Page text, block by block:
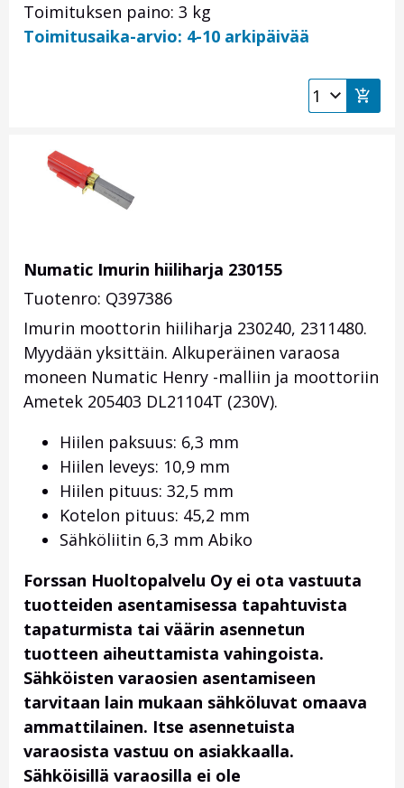
Toimituksen paino: 3 kg
Toimitusaika-arvio: 4-10 arkipäivää
Numatic Imurin hiiliharja 230155
Tuotenro: Q397386
Imurin moottorin hiiliharja 230240, 2311480.
Myydään yksittäin. Alkuperäinen varaosa
moneen Numatic Henry -malliin ja moottoriin
Ametek 205403 DL21104T (230V).
Hiilen paksuus: 6,3 mm
Hiilen leveys: 10,9 mm
Hiilen pituus: 32,5 mm
Kotelon pituus: 45,2 mm
Sähköliitin 6,3 mm Abiko
Forssan Huoltopalvelu Oy ei ota vastuuta
tuotteiden asentamisessa tapahtuvista
tapaturmista tai väärin asennetun
tuotteen aiheuttamista vahingoista.
Sähköisten varaosien asentamiseen
tarvitaan lain mukaan sähköluvat omaava
ammattilainen. Itse asennetuista
varaosista vastuu on asiakkaalla.
Sähköisillä varaosilla ei ole